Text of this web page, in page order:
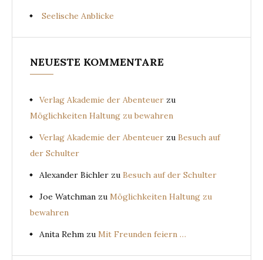
Seelische Anblicke
NEUESTE KOMMENTARE
Verlag Akademie der Abenteuer zu
Möglichkeiten Haltung zu bewahren
Verlag Akademie der Abenteuer zu Besuch auf
der Schulter
Alexander Bichler zu Besuch auf der Schulter
Joe Watchman zu Möglichkeiten Haltung zu
bewahren
Anita Rehm zu Mit Freunden feiern …